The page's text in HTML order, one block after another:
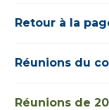
Retour à la
Réunions du
Réunions de